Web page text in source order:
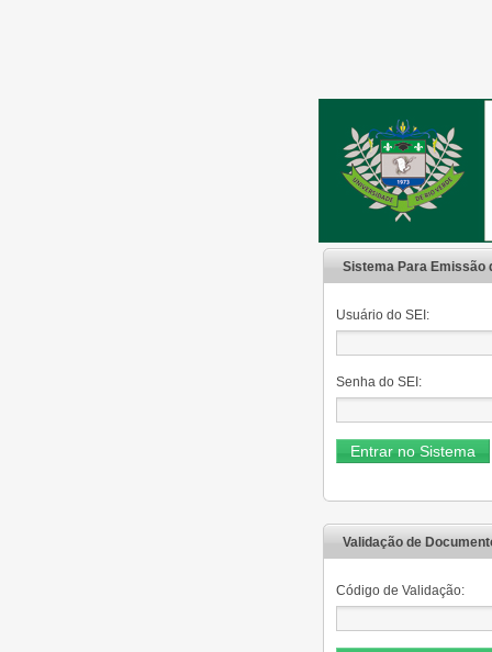
Sistema Para Emissão
Usuário do SEI:
Senha do SEI:
Validação de
Código de Validação: